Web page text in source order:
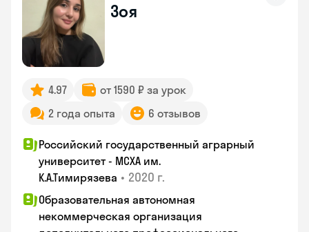
Зоя
4.97
от 1590 ₽ за урок
2 года опыта
6 отзывов
Российский государственный аграрный
университет - МСХА им.
К.А.Тимирязева • 2020 г.
Образовательная автономная
некоммерческая организация